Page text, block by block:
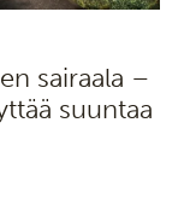
sairaala –
suuntaa